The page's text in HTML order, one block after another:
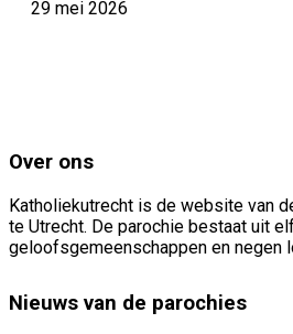
29 mei 2026
Over ons
Katholiekutrecht is de website van
te Utrecht. De parochie bestaat uit
geloofsgemeenschappen en negen
Nieuws van de parochies